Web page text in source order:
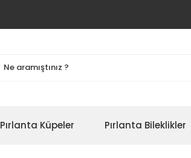
Pırlanta Küpeler Pırlanta Bileklikler